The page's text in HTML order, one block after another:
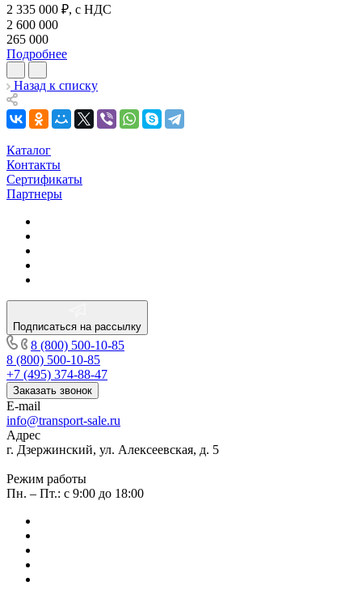
2 335 000 ₽, с НДС
2 600 000
265 000
Подробнее
Назад к списку
Каталог
Контакты
Сертификаты
Партнеры
Подписаться на рассылку
8 (800) 500-10-85
8 (800) 500-10-85
+7 (495) 374-88-47
Заказать звонок
E-mail
info@transport-sale.ru
Адрес
г. Дзержинский, ул. Алексеевская, д. 5
Режим работы
Пн. – Пт.: с 9:00 до 18:00